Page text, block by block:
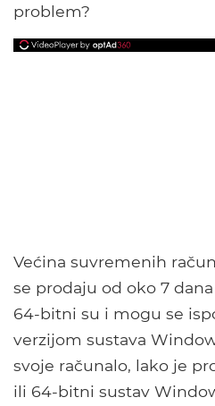
problem?
Većina suvremenih
se prodaju od oko 7
64-bitni su i mogu se
verzijom sustava
svoje računalo, lako je
ili 64-bitni sustav